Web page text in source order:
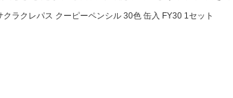
クラクレパス クーピーペンシル 30色 缶入 FY30 1セット